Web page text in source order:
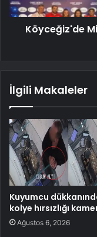
Köyceğiz'de
İlgili Makaleler
Kuyumcu
kolye hırsızlığı
Ağustos 6, 2026